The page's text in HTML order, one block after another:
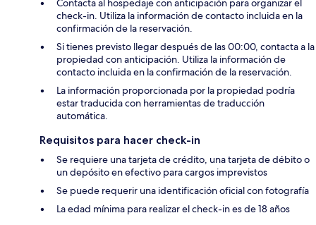
Contacta al hospedaje con anticipación para organizar el
check-in. Utiliza la información de contacto incluida en la
confirmación de la reservación.
Si tienes previsto llegar después de las 00:00, contacta a la
propiedad con anticipación. Utiliza la información de
contacto incluida en la confirmación de la reservación.
La información proporcionada por la propiedad podría
estar traducida con herramientas de traducción
automática.
Requisitos para hacer check-in
Se requiere una tarjeta de crédito, una tarjeta de débito o
un depósito en efectivo para cargos imprevistos
Se puede requerir una identificación oficial con fotografía
La edad mínima para realizar el check-in es de 18 años